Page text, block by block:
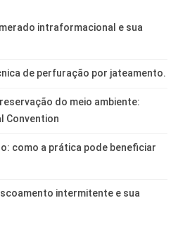
intraformacional e sua
de perfuração por jateamento.
do meio ambiente:
Convention
como a prática pode beneficiar
intermitente e sua